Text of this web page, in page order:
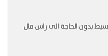
بدون الحاجة الى راس مال